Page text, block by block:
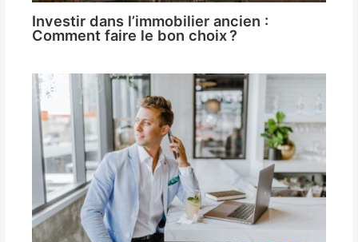
Investir dans l’immobilier ancien :
Comment faire le bon choix ?